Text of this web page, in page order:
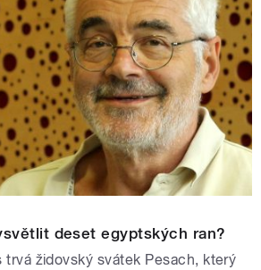
deset egyptských ran?
trvá židovský svátek Pesach, který